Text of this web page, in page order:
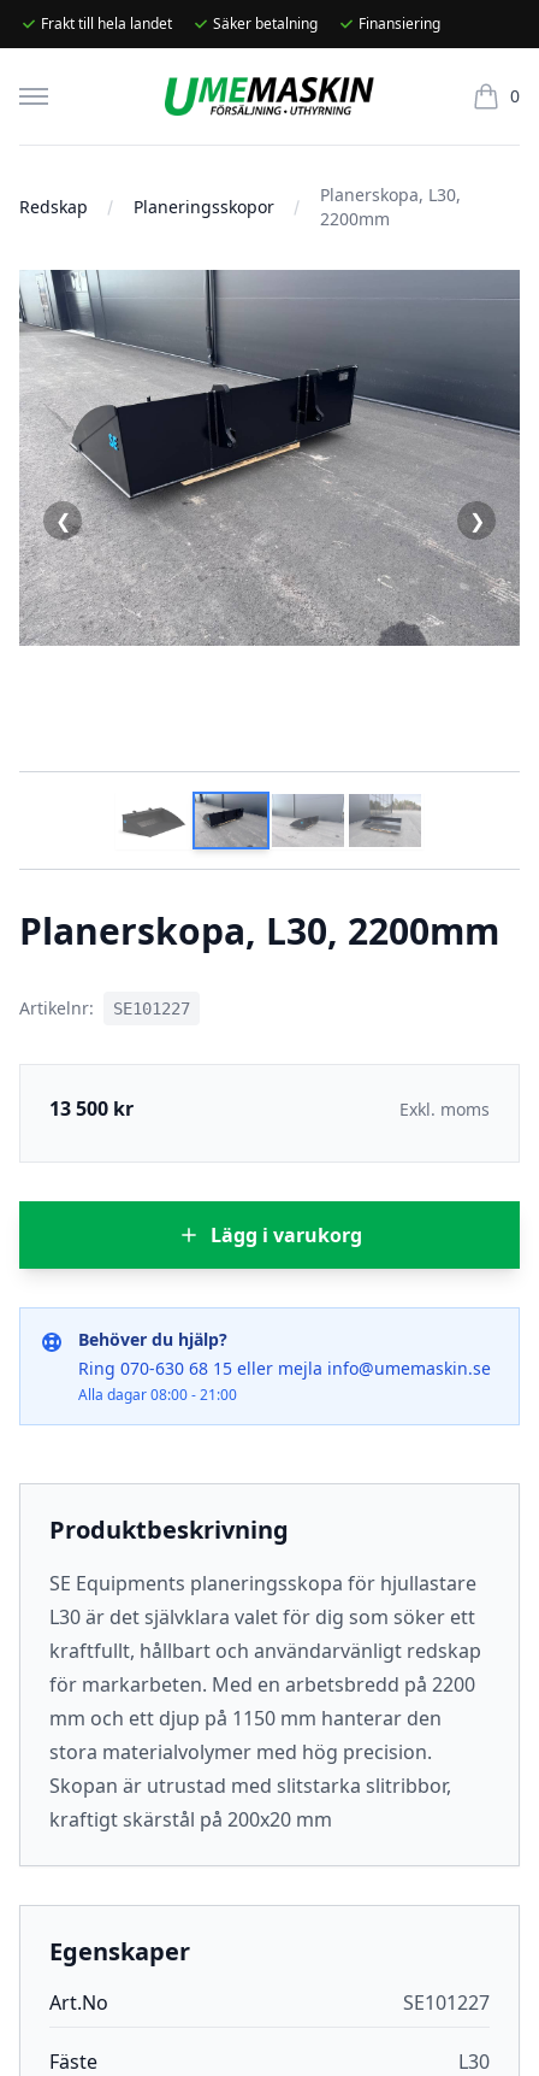
Frakt till hela landet Säker betalning Finansiering
Umemaskin 0
Redskap Planeringsskopor
Planerskopa, L30,
2200mm
❮ ❯
Planerskopa, L30, 2200mm
Artikelnr: SE101227
13 500 kr Exkl. moms
Lägg i varukorg
Behöver du hjälp?
Ring 070-630 68 15 eller mejla info@umemaskin.se
Alla dagar 08:00 - 21:00
Produktbeskrivning
SE Equipments planeringsskopa för hjullastare
L30 är det självklara valet för dig som söker ett
kraftfullt, hållbart och användarvänligt redskap
för markarbeten. Med en arbetsbredd på 2200
mm och ett djup på 1150 mm hanterar den
stora materialvolymer med hög precision.
Skopan är utrustad med slitstarka slitribbor,
kraftigt skärstål på 200x20 mm
Egenskaper
Art.No SE101227
Fäste L30